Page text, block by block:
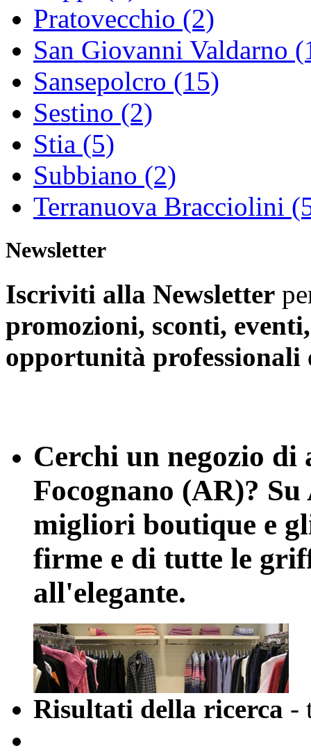
Pratovecchio (2)
San Giovanni Valdarno
Sansepolcro (15)
Sestino (2)
Stia (5)
Subbiano (2)
Terranuova Bracciolini
Newsletter
Iscriviti alla Newsletter
promozioni, sconti,
opportunità professionali
Cerchi un negozio di
Focognano (AR)?
migliori boutique e
firme e di tutte le
all'elegante.
Risultati della ricerca -